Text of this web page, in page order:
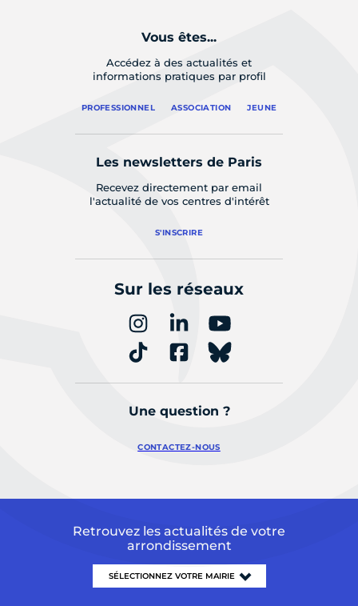
Vous êtes...
Accédez à des actualités et
informations pratiques par profil
PROFESSIONNEL ASSOCIATION JEUNE
Les newsletters de Paris
Recevez directement par email
l'actualité de vos centres d'intérêt
S'INSCRIRE
Sur les réseaux
Une question ?
CONTACTEZ-NOUS
Retrouvez les actualités de votre
arrondissement